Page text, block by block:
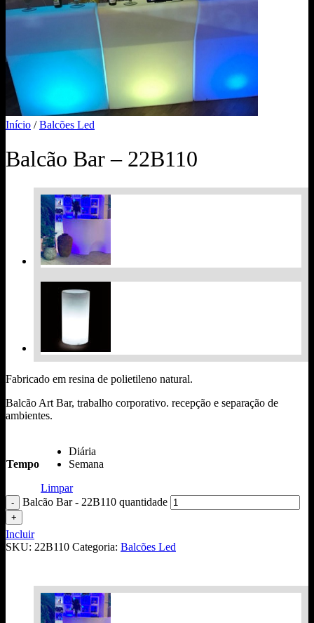
Início / Balcões Led
Balcão Bar – 22B110
Fabricado em resina de polietileno natural.
Balcão Art Bar, trabalho corporativo. recepção e separação de
ambientes.
Tempo
Diária
Semana
Limpar
Balcão Bar - 22B110 quantidade
Incluir
SKU: 22B110 Categoria: Balcões Led